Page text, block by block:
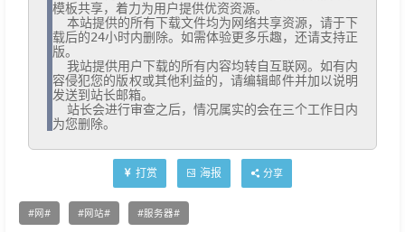
模板共享，着力为用户提供优资资源。
载后的24小时内删除。如需体验更多乐趣，还请支持正
版。
容侵犯您的版权或其他利益的，请编辑邮件并加以说明
发送到站长邮箱。
为您删除。
打赏 海报 分享
网 网站 服务器